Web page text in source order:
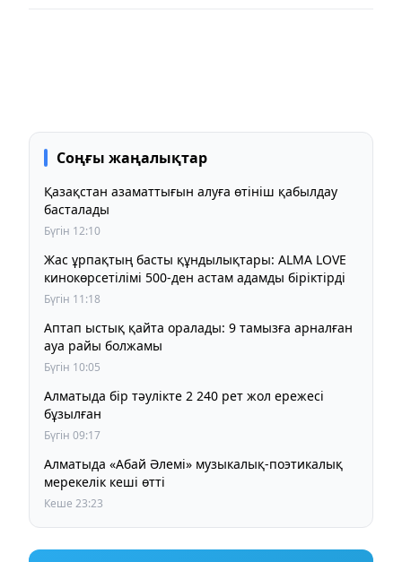
Соңғы жаңалықтар
Қазақстан азаматтығын алуға өтініш қабылдау
басталады
Бүгін 12:10
Жас ұрпақтың басты құндылықтары: ALMA LOVE
кинокөрсетілімі 500-ден астам адамды біріктірді
Бүгін 11:18
Аптап ыстық қайта оралады: 9 тамызға арналған
ауа райы болжамы
Бүгін 10:05
Алматыда бір тәулікте 2 240 рет жол ережесі
бұзылған
Бүгін 09:17
Алматыда «Абай Әлемі» музыкалық-поэтикалық
мерекелік кеші өтті
Кеше 23:23